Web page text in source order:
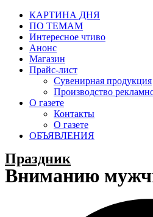
КАРТИНА ДНЯ
ПО ТЕМАМ
Интересное чтиво
Анонс
Магазин
Прайс-лист
Сувенирная продукция
Производство
О газете
Контакты
О газете
ОБЪЯВЛЕНИЯ
Праздник
Вниманию